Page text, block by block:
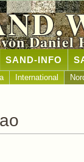
Daniel
SAND-INFO
International